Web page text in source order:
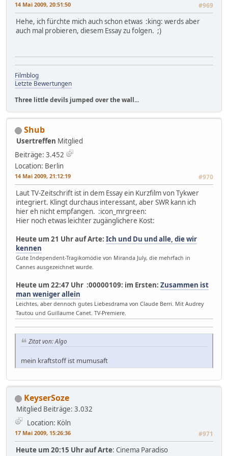
14 Mai 2009, 20:51:50 #969
Hehe, ich fürchte mich auch schon etwas :king: werds aber
auch mal probieren, diesem Essay zu folgen. ;)
Filmblog
Letzte Bewertungen
Three little devils jumped over the wall...
Shub
Usertreffen Mitglied
Beiträge: 3.452
Location: Berlin
14 Mai 2009, 21:12:19 #970
Laut TV-Zeitschrift ist in dem Essay ein Kurzfilm von Tykwer
integriert. Klingt durchaus interessant, aber SWR kann ich
hier eh nicht empfangen. :icon_mrgreen:
Hier noch etwas leichter zugänglichere Kost:
Heute um 21 Uhr auf Arte: Ich und Du und alle, die wir
kennen
Gute Independent-Tragikomödie von Miranda July, die mehrfach in
Cannes ausgezeichnet wurde.
Heute um 22:47 Uhr :00000109: im Ersten: Zusammen ist
man weniger allein
Leichtes, aber dennoch gutes Liebesdrama von Claude Berri. Mit Audrey
Tautou und Guillaume Canet. TV-Premiere.
Zitat von: Algo
mein kraftstoff ist mumusaft
KeyserSoze
Mitglied Beiträge: 3.032
Location: Köln
17 Mai 2009, 15:26:36 #971
Heute um 20:15 Uhr auf Arte: Cinema Paradiso